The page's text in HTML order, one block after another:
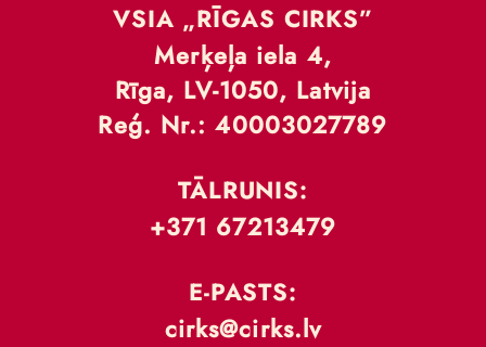
VSIA „RĪGAS CIRKS”
Merķeļa iela 4,
Rīga, LV-1050, Latvija
Reģ. Nr.: 40003027789
TĀLRUNIS:
+371 67213479
E-PASTS:
cirks@cirks.lv